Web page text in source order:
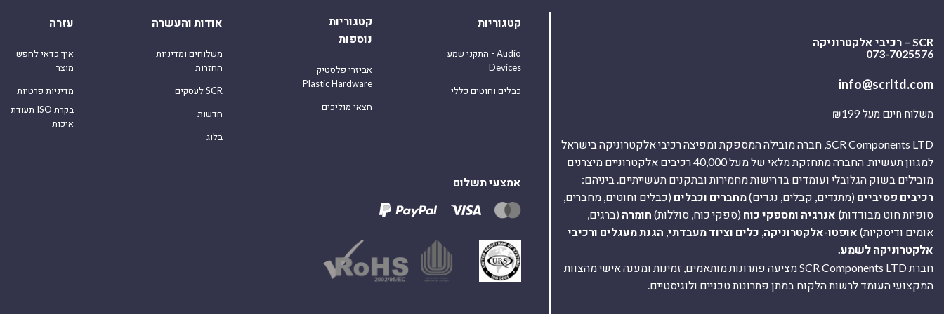
SCR – רכיבי אלקטרוניקה
073-7025576
info@scrltd.com
משלוח חינם מעל ₪199
SCR Components LTD, חברה מובילה המספקת ומפיצה רכיבי אלקטרוניקה בישראל
למגוון תעשיות. החברה מתחזקת מלאי של מעל 40,000 רכיבים אלקטרוניים מיצרנים
מובילים בשוק הגלובלי ועומדים בדרישות מחמירות ובתקנים תעשייתיים. ביניהם:
רכיבים פסיביים (מתנדים, קבלים, נגדים)מחברים וכבלים (כבלים וחוטים, מחברים,
סופיות חוט מבודדות) אנרגיה ומספקי כוח (ספקי כוח, סוללות) חומרה (ברגים,
אומים ודיסקיות) אופטו-אלקטרוניקה כלים וציוד מעבדתי הגנת מעגלים ורכיבי
אלקטרוניקה לשמע.
חברת SCR Components LTD מציעה פתרונות מותאמים, זמינות ומענה אישי מהצוות
המקצועי העומד לרשות הלקוח במתן פתרונות טכניים ולוגיסטיים.
קטגוריות
התקני שמע - Audio
Devices
כבלים וחוטים כללי
קטגוריות
נוספות
אביזרי פלסטיק
Plastic Hardware
חצאי מוליכים
אודות והעשרה
משלוחים ומדיניות
החזרות
לעסקים SCR
חדשות
בלוג
עזרה
איך כדאי לחפש
מוצר
מדיניות פרטיות
תעודת ISO בקרת
איכות
אמצעי תשלום